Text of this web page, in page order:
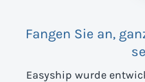
Fangen Sie an,
Easyship wurde